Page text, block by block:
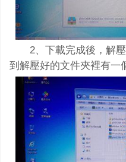
2、下載完成後，解
到解壓好的文件夾裡有一